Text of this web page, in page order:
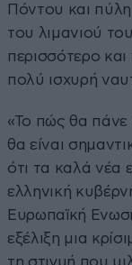
Πόντου και
του λιμανιού
περισσότερο
πολύ ισχυρή
«Το πώς θα πάνε
θα είναι
ότι τα καλά νέα
ελληνική
Ευρωπαϊκή
εξέλιξη μια
τη στιγμή που